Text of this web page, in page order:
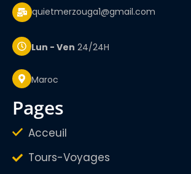
quietmerzouga1@gmail.com
Lun - Ven 24/24H
Maroc
pages
Acceuil
Tours-Voyages